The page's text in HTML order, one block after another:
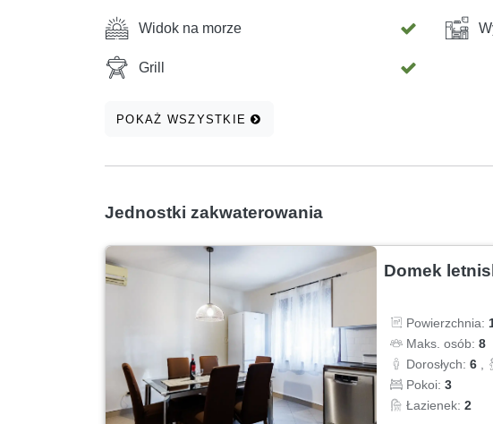
Widok na morze
Grill
POKAŻ WSZYSTKIE
Jednostki zakwaterowania
Domek
Powierzchnia:
Maks. osób:8
Dorosłych:6
Pokoi:3
Łazienek:2